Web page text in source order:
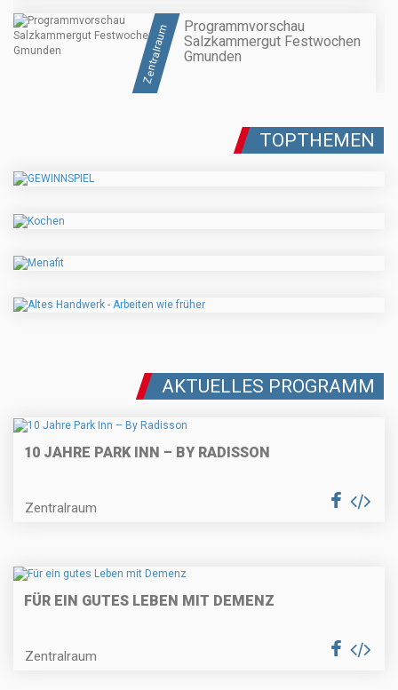
Zentralraum
Programmvorschau
Salzkammergut Festwochen
Gmunden
TOPTHEMEN
AKTUELLES PROGRAMM
10 JAHRE PARK INN – BY RADISSON
Zentralraum
FÜR EIN GUTES LEBEN MIT DEMENZ
Zentralraum